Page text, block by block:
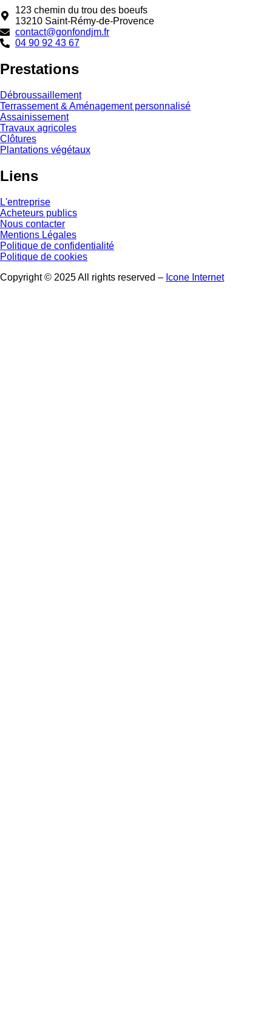
123 chemin du trou des boeufs
13210 Saint-Rémy-de-Provence
contact@gonfondjm.fr
04 90 92 43 67
Prestations
Débroussaillement
Terrassement & Aménagement personnalisé
Assainissement
Travaux agricoles
Clôtures
Plantations végétaux
Liens
L'entreprise
Acheteurs publics
Nous contacter
Mentions Légales
Politique de confidentialité
Politique de cookies
Copyright © 2025 All rights reserved – Icone Internet